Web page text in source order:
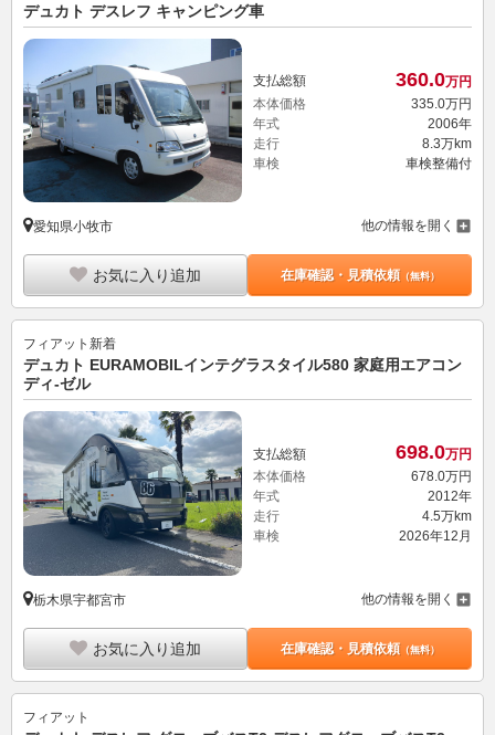
デュカト デスレフ キャンピング車
支払総額 360.0万円
本体価格
335. 0万円
年式
2006年
走行
8.3万km
車検
車検整備付
愛知県小牧市 他の情報を開く
お気に入り追加 在庫確認・見積依頼（無料）
フィアット 新着
デュカト EURAMOBILインテグラスタイル580 家庭用エアコン
ディ-ゼル
支払総額 698.0万円
本体価格
678.0万円
年式
2012年
走行
4.5万km
車検
2026年12月
栃木県宇都宮市 他の情報を開く
お気に入り追加 在庫確認・見積依頼（無料）
フィアット